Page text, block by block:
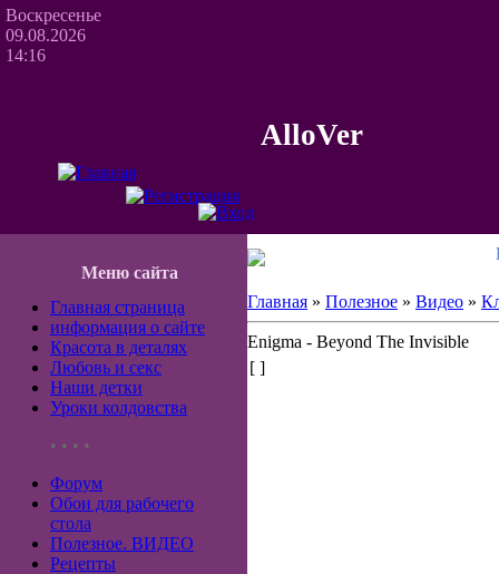
Воскресенье
09.08.2026
14:16
AlloVer
Меню сайта
Главная страница
информация о сайте
Красота в деталях
Любовь и секс
Наши детки
Уроки колдовства
• • • •
Форум
Обои для рабочего
стола
Полезное. ВИДЕО
Рецепты
Главная » Полезное » Видео »
Enigma - Beyond The Invisible
[ ]